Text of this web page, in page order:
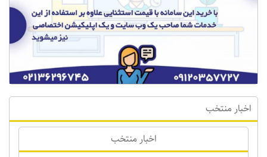
اخبار منتخب
اخبار منتخب